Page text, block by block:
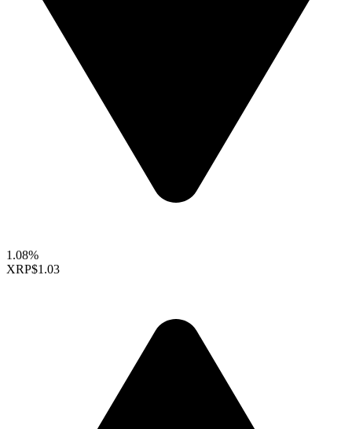
1.08%
XRP$1.03